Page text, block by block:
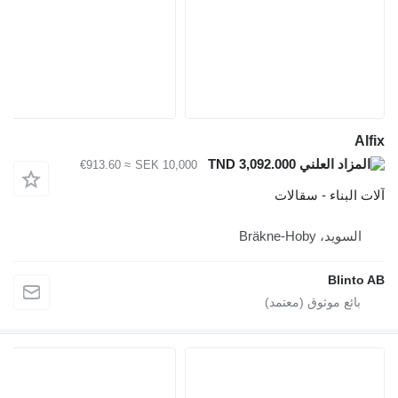
Alfix
SEK 10,000
≈ €913.60
آلات البناء - سقالات
السويد، Bräkne-Hoby
Blinto AB